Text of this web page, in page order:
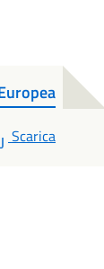
PDF
Scarica